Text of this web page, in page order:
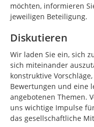
möchten, informieren
jeweiligen Beteiligung.
Diskutieren
Wir laden Sie ein, sich
sich miteinander
konstruktive
Bewertungen und eine
angebotenen Themen.
uns wichtige Impulse
das gesellschaftliche